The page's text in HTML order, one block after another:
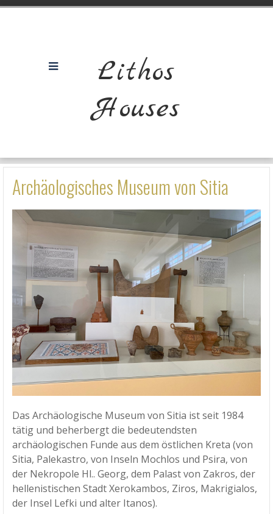
Lithos
Houses
Archäologisches Museum von Sitia
Das Archäologische Museum von Sitia ist seit 1984
tätig und beherbergt die bedeutendsten
archäologischen Funde aus dem östlichen Kreta (von
Sitia, Palekastro, von Inseln Mochlos und Psira, von
der Nekropole Hl.. Georg, dem Palast von Zakros, der
hellenistischen Stadt Xerokambos, Ziros, Makrigialos,
der Insel Lefki und alter Itanos).